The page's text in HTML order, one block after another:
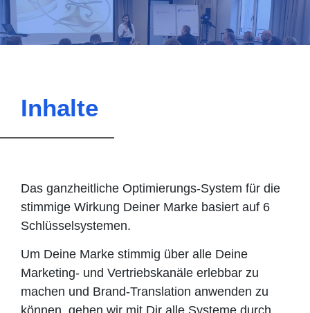
Inhalte
Das ganzheitliche Optimierungs-System für die
stimmige Wirkung Deiner Marke basiert auf 6
Schlüsselsystemen.
Um Deine Marke stimmig über alle Deine
Marketing- und Vertriebskanäle erlebbar zu
machen und Brand-Translation anwenden zu
können, gehen wir mit Dir alle Systeme durch.